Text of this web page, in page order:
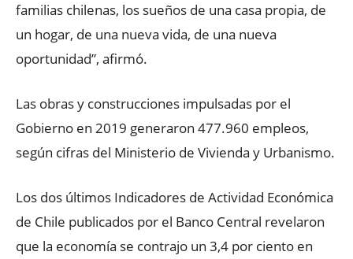
familias chilenas, los sueños de una casa propia, de
un hogar, de una nueva vida, de una nueva
oportunidad”, afirmó.
Las obras y construcciones impulsadas por el
Gobierno en 2019 generaron 477.960 empleos,
según cifras del Ministerio de Vivienda y Urbanismo.
Los dos últimos Indicadores de Actividad Económica
de Chile publicados por el Banco Central revelaron
que la economía se contrajo un 3,4 por ciento en